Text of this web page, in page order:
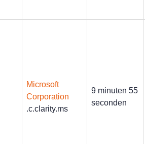
Microsoft
Corporation
.c.clarity.ms
9 minuten 55
seconden